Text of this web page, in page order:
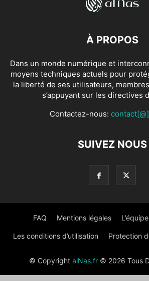
À PROPOS
Dans un monde numérique et
moyens techniques actuels pour
la liberté de ses utilisateurs,
s’appuyant sur les directives
Contactez-nous:
SUIVEZ NOUS
FAQ Mentions légales
Les conditions d’utilisation Protection
© Copyright alNas.fr© 2026 Tous